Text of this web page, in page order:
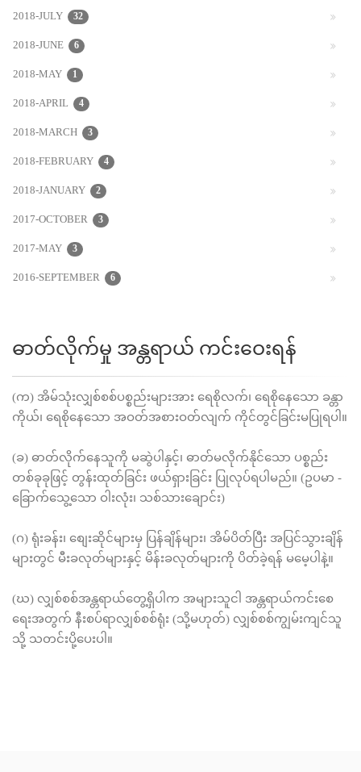
2018-JULY 32
2018-JUNE 6
2018-MAY 1
2018-APRIL 4
2018-MARCH 3
2018-FEBRUARY 4
2018-JANUARY 2
2017-OCTOBER 3
2017-MAY 3
2016-SEPTEMBER 6
ဓာတ်လိုက်မှု အန္တရာယ် ကင်းဝေးရန်
(က) အိမ်သုံးလျှစ်စစ်ပစ္စည်းများအား ရေစိုလက်၊ ရေစိုနေသော ခန္တာ
ကိုယ်၊ ရေစိုနေသော အဝတ်အစားဝတ်လျက် ကိုင်တွင်ခြင်းမပြုရပါ။
(ခ) ဓာတ်လိုက်နေသူကို မဆွဲပါနှင့်၊ ဓာတ်မလိုက်နိုင်သော ပစ္စည်း
တစ်ခုခုဖြင့် တွန်းထုတ်ခြင်း ဖယ်ရှားခြင်း ပြုလုပ်ရပါမည်။ (ဥပမာ -
ခြောက်သွေ့သော ဝါးလုံး၊ သစ်သားချောင်း)
(ဂ) ရုံးခန်း၊ စျေးဆိုင်များမှ ပြန်ချိန်များ၊ အိမ်ပိတ်ပြီး အပြင်သွားချိန်
များတွင် မီးခလုတ်များနှင့် မိန်းခလုတ်များကို ပိတ်ခဲ့ရန် မမေ့ပါနဲ့။
(ဃ) လျှစ်စစ်အန္တရာယ်တွေ့ရှိပါက အများသူငါ အန္တရာယ်ကင်းစေ
ရေးအတွက် နီးစပ်ရာလျှစ်စစ်ရုံး (သို့မဟုတ်) လျှစ်စစ်ကျွမ်းကျင်သူ
သို့ သတင်းပို့ပေးပါ။